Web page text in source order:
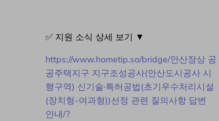
✅ 지원 소식 상세 보기 ▼
https://www.hometip.so/bridge/안산장상 공
공주택지구 지구조성공사(안산도시공사 시
행구역) 신기술·특허공법(초기우수처리시설
(장치형-여과형))선정 관련 질의사항 답변
안내/?